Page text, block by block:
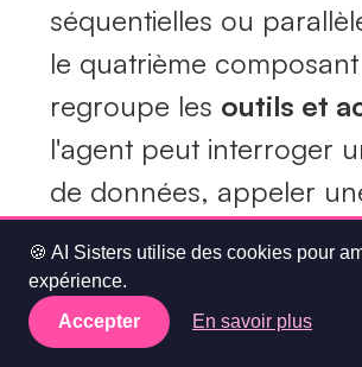
séquentielles ou
le quatrième composant
regroupe les outils et
l'agent peut interroger
de données, appeler
document ou interagir
n'importe quel système
🍪 AI Sisters utilise des cookies pour
expérience.
Accepter
En savoir plus